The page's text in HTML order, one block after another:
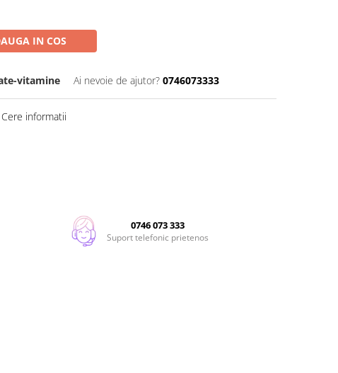
IN COS
vitamine Ai nevoie de ajutor? 0746073333
Cere informatii
0746 073 333
Suport telefonic prietenos